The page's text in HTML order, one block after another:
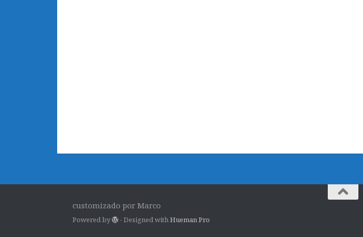
customizado por Marco
Powered by - Designed withHueman Pro